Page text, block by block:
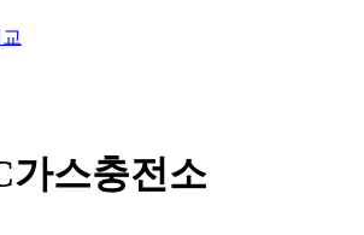
가스충전소